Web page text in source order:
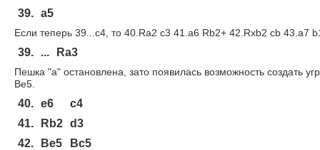
39. a5
Если теперь 39...c4, то 40.Ra2 c3 41.a6 Rb2+ 42.Rxb2 cb 43.a7
39. ... Ra3
Пешка "a" остановлена, зато появилась возможность создать
Be5.
40. e6
c4
41.
Rb2 d3
42.
Be5
Bc5